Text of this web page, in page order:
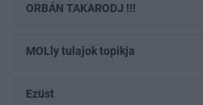
ORBÁN TAKARODJ !!!
MOLly tulajok topikja
Ezüst